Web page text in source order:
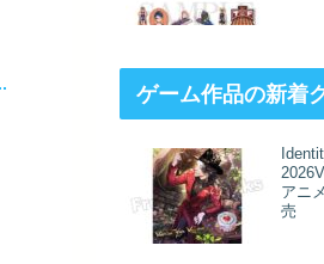
ゲーム作品の新着
アニ
売